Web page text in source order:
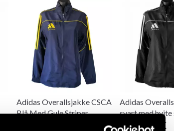
Adidas Overallsjakke CSCA
Blå Med Gule Striper
Adidas
svart med
Fra 499 SEK